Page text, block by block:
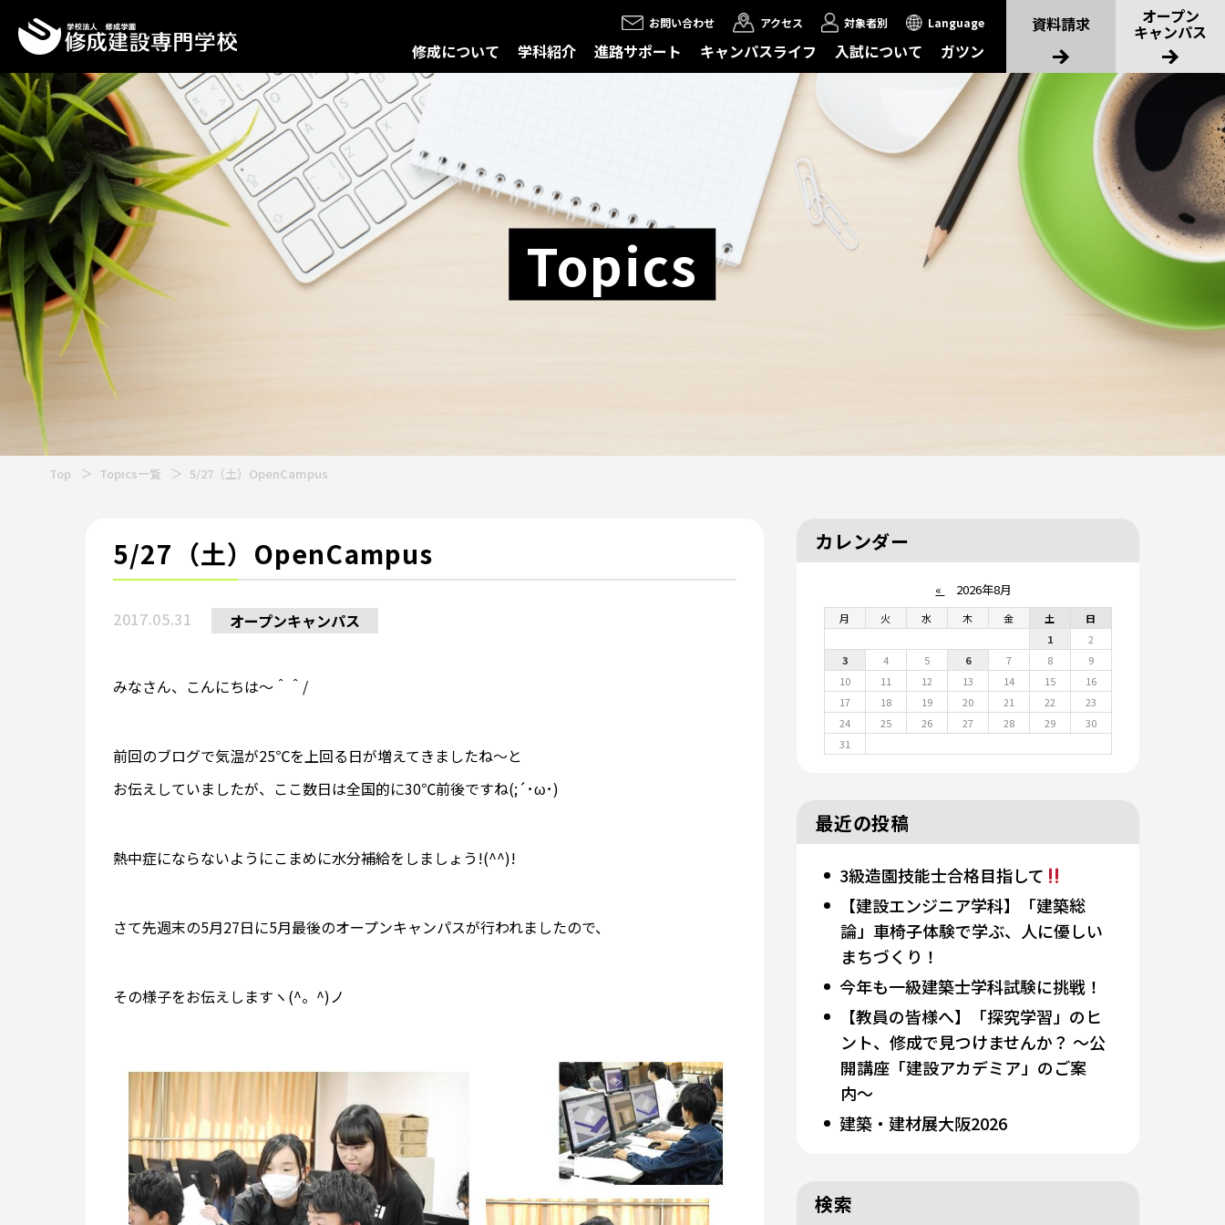
お問い合わせ アクセス 対象者別 Language
修成について 学科紹介 進路サポート キャンパスライフ 入試について ガツン
資料請求 オープン
キャンパス
Topics
Top Topics一覧 5/27（土）OpenCampus
5/27（土）OpenCampus
2017.05.31 オープンキャンパス
みなさん、こんにちは～＾＾/
前回のブログで気温が25℃を上回る日が増えてきましたね～と
お伝えしていましたが、ここ数日は全国的に30℃前後ですね(;´･ω･)
熱中症にならないようにこまめに水分補給をしましょう!(^^)!
さて先週末の5月27日に5月最後のオープンキャンパスが行われましたので、
その様子をお伝えしますヽ(^。^)ノ
カレンダー
« 2026年8月
月 火 水 木 金 土
日
1
2
3
4 5 6 7 8
9
10
11 12 13 14 15
16
17
18 19 20 21 22
23
24
25 26 27 28 29
30
31
最近の投稿
3級造園技能士合格目指して
【建設エンジニア学科】「建築総
論」車椅子体験で学ぶ、人に優しい
まちづくり！
今年も一級建築士学科試験に挑戦！
【教員の皆様へ】「探究学習」のヒ
ント、修成で見つけませんか？ 〜公
開講座「建設アカデミア」のご案
内〜
建築・建材展大阪2026
検索